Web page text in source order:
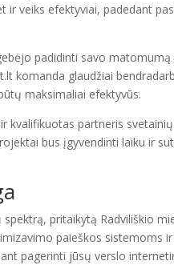
ir veiks efektyviai, padedant
padidinti savo
komanda glaudžiai
maksimaliai efektyvūs.
kvalifikuotas partneris
bus įgyvendinti laiku ir
pritaikytą Radviliškio
paieškos sistemoms
pagerinti jūsų verslo